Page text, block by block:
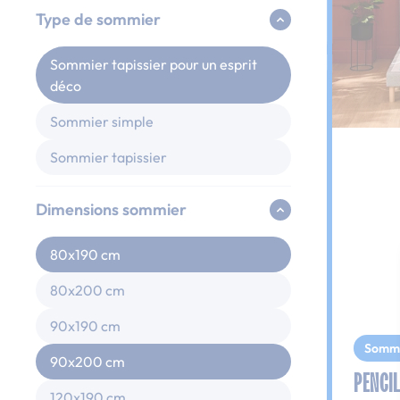
Type de sommier
Sommier tapissier pour un esprit
déco
Sommier simple
Sommier tapissier
Dimensions sommier
80x190 cm
80x200 cm
90x190 cm
90x200 cm
PENCIL